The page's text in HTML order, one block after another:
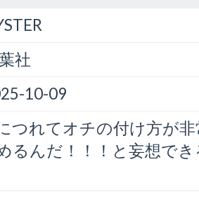
社
10-09
つれてオチの付け方が
るんだ！！！と妄想で